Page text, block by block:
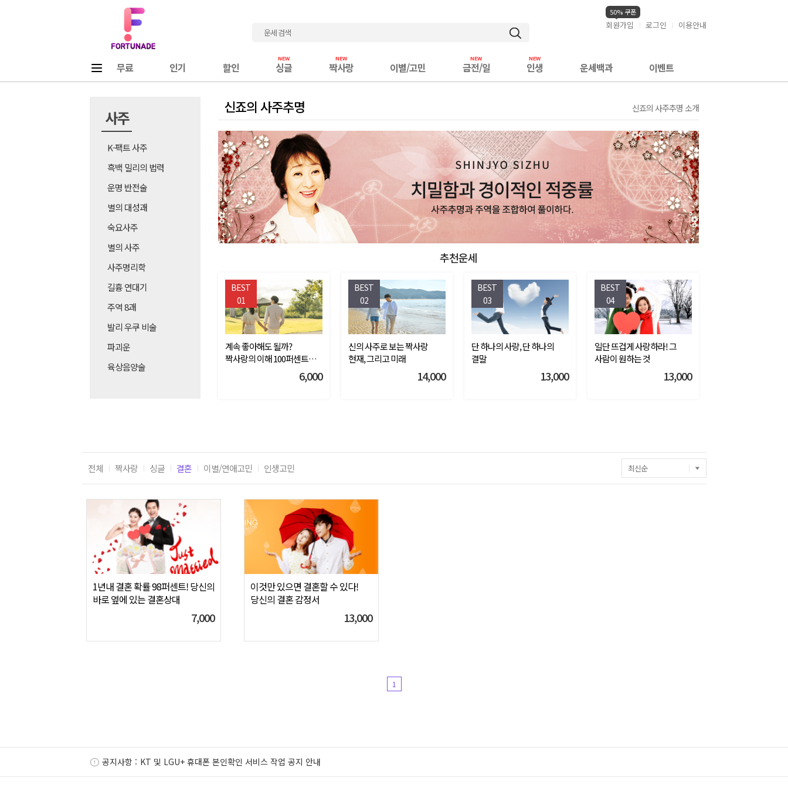
50% 쿠폰
회원가입 로그인 이용안내
무료 인기 할인 싱글 짝사랑 이별/고민 금전/일 인생 운세백과 이벤트
사주
K-팩트 사주
흑백 밀리의 법력
운명 반전술
별의 대성괘
숙요사주
별의 사주
사주명리학
길흉 연대기
주역 8괘
발리 우쿠 비술
파괴운
육상음양술
신죠의 사주추명 신죠의 사주추명 소개
추천운세
BEST
01
계속 좋아해도 될까?
짝사랑의 이해 100퍼센트
6,000
BEST
02
신의 사주로 보는 짝사랑
현재, 그리고 미래
14,000
BEST
03
단 하나의 사랑, 단 하나의
결말
13,000
BEST
04
일단 뜨겁게 사랑하라! 그
사람이 원하는 것
13,000
전체 짝사랑 싱글 결혼 이별/연애고민 인생고민
1년내 결혼 확률 98퍼센트! 당신의
바로 옆에 있는 결혼상대
7,000
이것만 있으면 결혼할 수 있다!
당신의 결혼 감정서
13,000
1
공지사항 : KT 및 LGU+ 휴대폰 본인확인 서비스 작업 공지 안내